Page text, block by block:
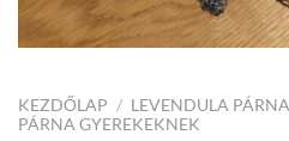
KEZDŐLAP / LEVENDULA
PÁRNA GYEREKEKNEK